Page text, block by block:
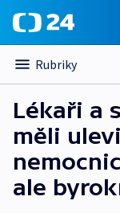
Rubriky
Lékaři a
měli
ale